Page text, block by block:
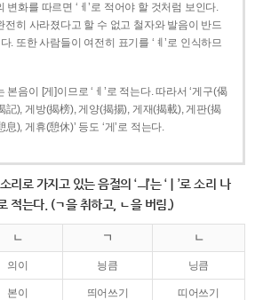
변화를 따르면 ‘ㅔ’로 적어야 할 것처럼 보인다.
전히 사라졌다고 할 수 없고 철자와 발음이 반드
. 또한 사람들이 여전히 표기를 ‘ㅖ’로 인식하므
본음이 [게]이므로 ‘ㅔ’로 적는다. 따라서 ‘게구(偈
記), 게방(揭榜), 게양(揭揚), 게재(揭載), 게판(揭
), 게휴(憩休)’ 등도 ‘게’로 적는다.
리로 가지고 있는 음절의 ‘ㅢ’는 ‘ㅣ’로 소리 나
적는다. (ㄱ을 취하고, ㄴ을 버림.)
ㄴ ㄱ ㄴ
의이 닁큼 닝큼
본이 띄어쓰기 띠어쓰기